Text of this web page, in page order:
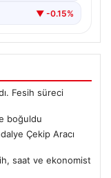
▼ -0.15%
Fesih süreci
boğuldu
Çekip Aracı
saat ve ekonomist